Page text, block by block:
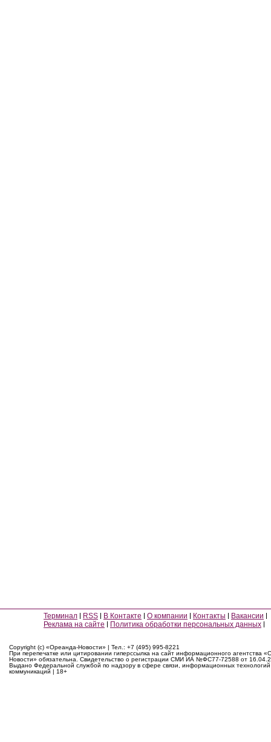
Терминал RSS В Контакте О компании Контакты
Вакансии
Реклама на сайте
Политика обработки персональных данных
Copyright (c) «Ореанда-Новости» | Тел.: +7 (495) 995-8221
При перепечатке или цитировании гиперссылка на сайт информационного агентства
Новости» обязательна. Свидетельство о регистрации СМИ ИА №ФС77-72588 от
Выдано Федеральной службой по надзору в сфере связи, информационных
коммуникаций | 18+